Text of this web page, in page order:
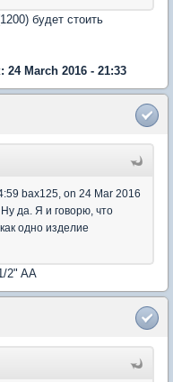
будет стоить
March 2016 - 21:33
bax125, on 24 Mar 2016
да. Я и говорю, что
одно изделие
2" AA